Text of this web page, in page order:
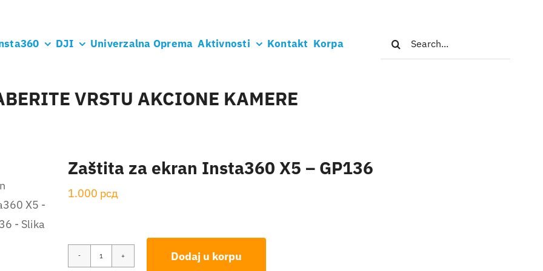
DJI Univerzalna Oprema Aktivnosti Kontakt Korpa
Search
for:
VRSTU AKCIONE KAMERE
Zaštita za ekran Insta360 X5 – GP136
1.000 рсд
Zaštita
Dodaj u korpu